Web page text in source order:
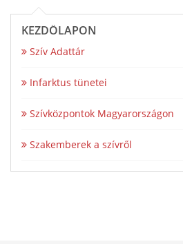
KEZDŐLAPON
Szív Adattár
Infarktus tünetei
Szívközpontok Magyarországon
Szakemberek a szívről